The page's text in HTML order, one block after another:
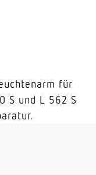
für
S und L 562 S